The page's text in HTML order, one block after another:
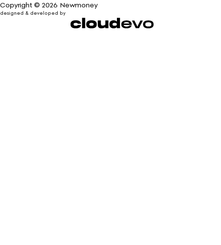
Copyright © 2026 Newmoney
designed & developed by